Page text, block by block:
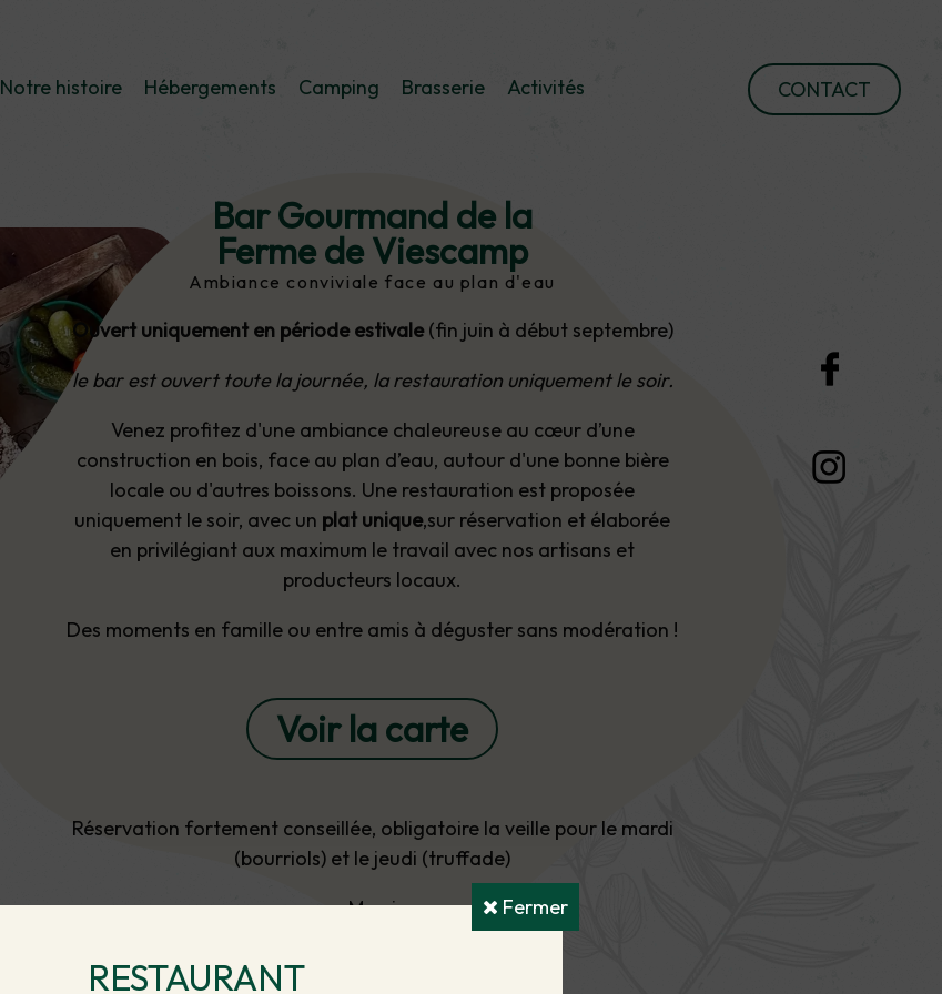
CONTACT
Notre histoire Hébergements Camping Brasserie Activités
Bar Gourmand de la
Ferme de Viescamp
Ambiance conviviale face au plan d'eau
Ouvert uniquement en période estivale(fin juin à début septembre)
le bar est ouvert toute la journée, la restauration uniquement le soir.
Venez profitez d'une ambiance chaleureuse au cœur d’une
construction en bois, face au plan d’eau, autour d'une bonne bière
locale ou d'autres boissons. Une restauration est proposée
uniquement le soir, avec un plat unique,sur réservation et élaborée
en privilégiant aux maximum le travail avec nos artisans et
producteurs locaux.
Des moments en famille ou entre amis à déguster sans modération !
Voir la carte
Réservation fortement conseillée, obligatoire la veille pour le mardi
(bourriols) et le jeudi (truffade)
Merci
Fermer
RESTAURANT